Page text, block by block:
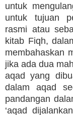
untuk
untuk tujuan
rasmi atau
kitab Fiqh,
membahaskan
jika ada dua
aqad yang
dalam aqad
pandangan
‘aqad